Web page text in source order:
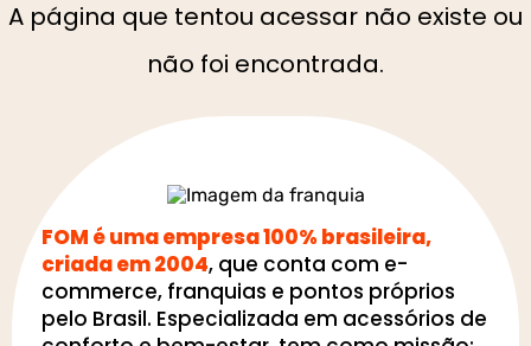
A página que tentou acessar não existe ou
não foi encontrada.
FOM é uma empresa 100% brasileira,
criada em 2004, que conta com e-
commerce, franquias e pontos próprios
pelo Brasil. Especializada em acessórios de